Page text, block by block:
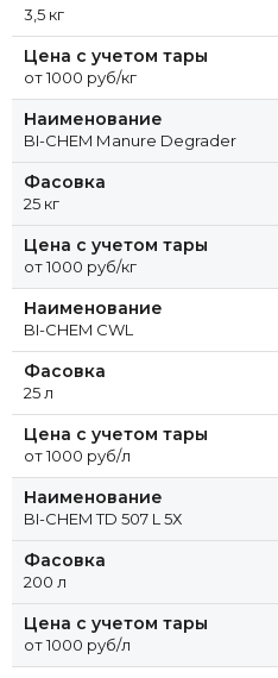
3,5 кг
Цена с учетом тары
от 1000 руб/кг
Наименование
BI-CHEM Маnure Degrader
Фасовка
25 кг
Цена с учетом тары
от 1000 руб/кг
Наименование
BI-CHEM СWL
Фасовка
25 л
Цена с учетом тары
от 1000 руб/л
Наименование
BI-CHEM ТD 507 L 5Х
Фасовка
200 л
Цена с учетом тары
от 1000 руб/л